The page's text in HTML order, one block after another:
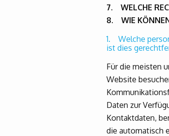
7. WELCHE
8. WIE
1. Welche
ist dies
Für die meisten
Website
Daten zur
Kontaktdaten,
die automatisch